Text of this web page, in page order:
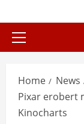
Primary
Home
News
Pixar erobert
Kinocharts